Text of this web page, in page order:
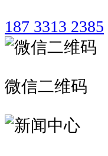
187 3313 2385
微信二维码